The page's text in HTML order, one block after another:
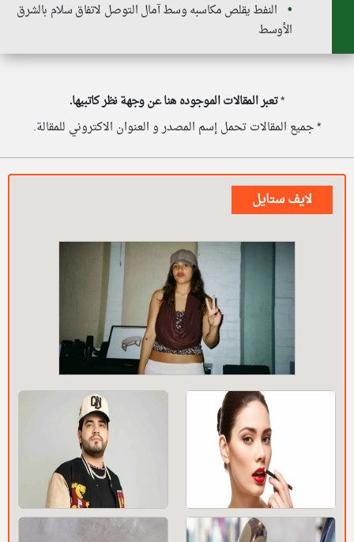
النفط يقلص مكاسبه وسط آمال التوصل لاتفاق سلام بالشرق
الأوسط
*تعبر المقالات الموجوده هنا عن وجهة نظر كاتبيها.
* جميع المقالات تحمل إسم المصدر و العنوان الاكتروني للمقالة.
لايف ستايل